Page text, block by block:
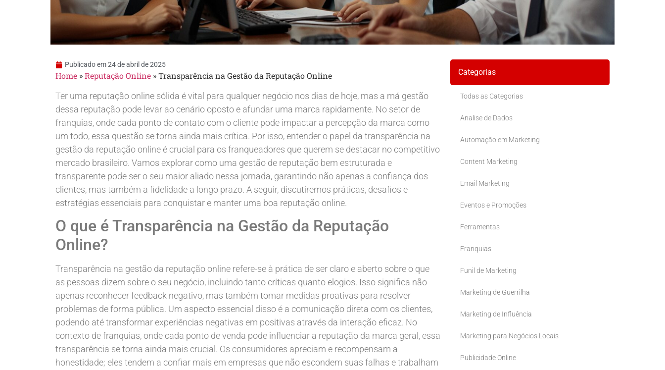
Publicado em24 de abril de 2025
Home »Reputação Online »Transparência na Gestão da Reputação Online
Ter uma reputação online sólida é vital para qualquer negócio nos dias de hoje, mas a má gestão
dessa reputação pode levar ao cenário oposto e afundar uma marca rapidamente. No setor de
franquias, onde cada ponto de contato com o cliente pode impactar a percepção da marca como
um todo, essa questão se torna ainda mais crítica. Por isso, entender o papel da transparência na
gestão da reputação online é crucial para os franqueadores que querem se destacar no competitivo
mercado brasileiro. Vamos explorar como uma gestão de reputação bem estruturada e
transparente pode ser o seu maior aliado nessa jornada, garantindo não apenas a confiança dos
clientes, mas também a fidelidade a longo prazo. A seguir, discutiremos práticas, desafios e
estratégias essenciais para conquistar e manter uma boa reputação online.
O que é Transparência na Gestão da Reputação
Online?
Transparência na gestão da reputação online refere-se à prática de ser claro e aberto sobre o que
as pessoas dizem sobre o seu negócio, incluindo tanto críticas quanto elogios. Isso significa não
apenas reconhecer feedback negativo, mas também tomar medidas proativas para resolver
problemas de forma pública. Um aspecto essencial disso é a comunicação direta com os clientes,
podendo até transformar experiências negativas em positivas através da interação eficaz. No
contexto de franquias, onde cada ponto de venda pode influenciar a reputação da marca geral, essa
transparência se torna ainda mais crucial. Os consumidores apreciam e recompensam a
honestidade; eles tendem a confiar mais em empresas que não escondem suas falhas e trabalham
Categorias
Todas as Categorias
Analise de Dados
Automação em Marketing
Content Marketing
Email Marketing
Eventos e Promoções
Ferramentas
Franquias
Funil de Marketing
Marketing de Guerrilha
Marketing de Influência
Marketing para Negócios Locais
Publicidade Online